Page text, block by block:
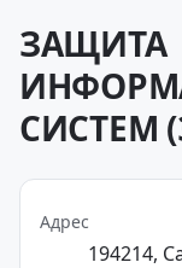
ЗАЩИТА
СИСТЕМ
Адрес
194214,